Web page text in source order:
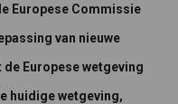
Europese Commissie
van nieuwe
Europese wetgeving
huidige wetgeving,